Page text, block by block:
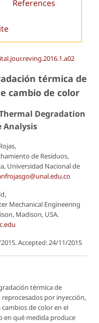
References
térmica de
cambio de color
Degradation
Analysis
de Residuos,
Universidad Nacional de
Mechanical Engineering
Madison, USA.
Accepted: 24/11/2015
térmica de
por inyección,
de color en el
en qué medida produce